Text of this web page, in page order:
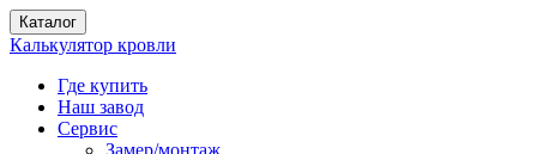
Каталог
Калькулятор кровли
Где купить
Наш завод
Сервис
Замер/монтаж